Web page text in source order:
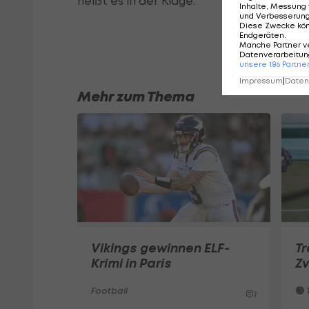
Mehr zum Thema
Vikings gewinnen ELF-
Krimi in Paris
Football 1
Inhalte, Messung
und
Diese Zwecke
Endgeräten
Manche Partner
unsere 186 Partner
Impressum|